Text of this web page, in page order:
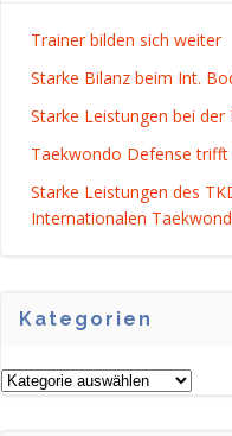
Trainer bilden sich weiter
Starke Bilanz beim Int.
Starke Leistungen bei der
Taekwondo Defense
Starke Leistungen des
Internationalen
Kategorien
Kategorien